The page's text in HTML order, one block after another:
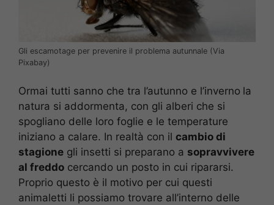
Gli escamotage per prevenire il problema autunnale (Via
Pixabay)
Ormai tutti sanno che tra l’autunno e l’inverno la
natura si addormenta, con gli alberi che si
spogliano delle loro foglie e le temperature
iniziano a calare. In realtà con il cambio di
stagione gli insetti si preparano a sopravvivere
al freddo cercando un posto in cui ripararsi.
Proprio questo è il motivo per cui questi
animaletti li possiamo trovare all’interno delle